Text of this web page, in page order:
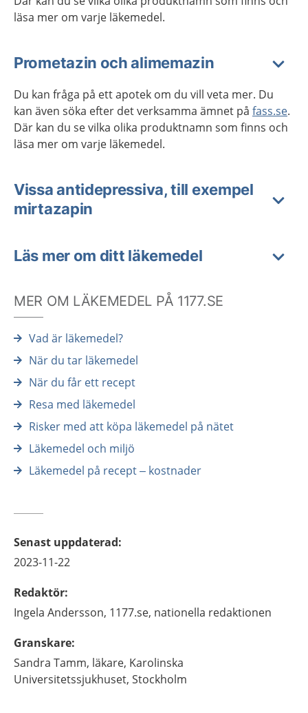
läsa mer om varje läkemedel.
Prometazin och alimemazin
Du kan fråga på ett apotek om du vill veta mer. Du
kan även söka efter det verksamma ämnet på fass.se.
Där kan du se vilka olika produktnamn som finns och
läsa mer om varje läkemedel.
Vissa antidepressiva, till exempel
mirtazapin
Läs mer om ditt läkemedel
MER OM LÄKEMEDEL PÅ 1177.SE
Vad är läkemedel?
När du tar läkemedel
När du får ett recept
Resa med läkemedel
Risker med att köpa läkemedel på nätet
Läkemedel och miljö
Läkemedel på recept – kostnader
Senast uppdaterad:
2023-11-22
Redaktör:
Ingela Andersson, 1177.se, nationella redaktionen
Granskare:
Sandra Tamm, läkare, Karolinska
Universitetssjukhuset, Stockholm